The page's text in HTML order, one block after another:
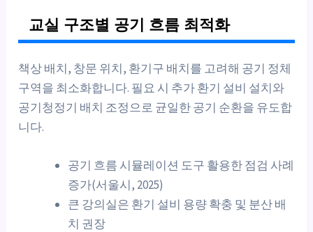
교실 구조별 공기 흐름 최적화
책상 배치, 창문 위치, 환기구 배치를 고려해 공기 정체
구역을 최소화합니다. 필요 시 추가 환기 설비 설치와
공기청정기 배치 조정으로 균일한 공기 순환을 유도합
니다.
공기 흐름 시뮬레이션 도구 활용한 점검 사례
증가(서울시, 2025)
큰 강의실은 환기 설비 용량 확충 및 분산 배
치 권장